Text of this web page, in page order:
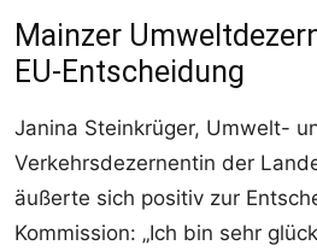
Mainzer
EU-Entscheidung
Janina Steinkrüger, Umwelt-
Verkehrsdezernentin der
äußerte sich positiv zur
Kommission: „Ich bin sehr